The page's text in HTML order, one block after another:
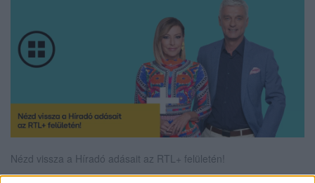
Nézd vissza a Híradó adásait az RTL+ felületén!